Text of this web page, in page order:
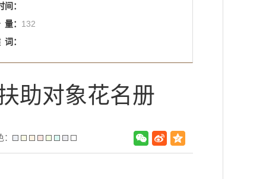
间：
量： 132
词：
助对象花名册